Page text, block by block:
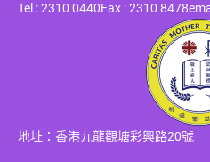
Tel : 2310 0440Fax : 2310 8478
地址：香港九龍觀塘彩興路20號